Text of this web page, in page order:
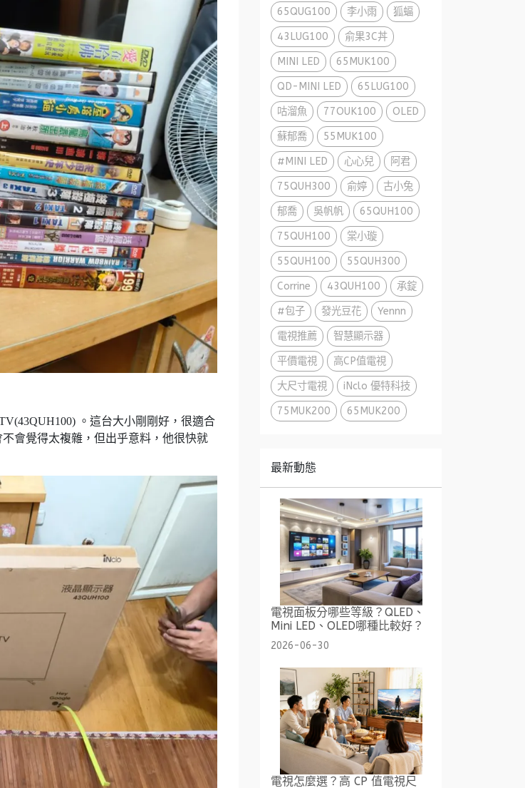
。這台大小剛剛好，很適合
會覺得太複雜，但出乎意料，他很快就
65QUG100 李小雨 狐蝠
43LUG100 俞果3C丼
MINI LED 65MUK100
QD-MINI LED 65LUG100
咕溜魚 77OUK100 OLED
蘇郁喬 55MUK100
#MINI LED 心心兒 阿君
75QUH300 俞婷 古小兔
郁喬 吳帆帆 65QUH100
75QUH100 棠小璇
55QUH100 55QUH300
Corrine 43QUH100 承錠
#包子 發光豆花 Yennn
電視推薦 智慧顯示器
平價電視 高CP值電視
大尺寸電視 iNclo 優特科技
75MUK200 65MUK200
最新動態
電視面板分哪些等級？QLED、
Mini LED、OLED哪種比較好？
2026-06-30
電視怎麼選？高 CP 值電視尺